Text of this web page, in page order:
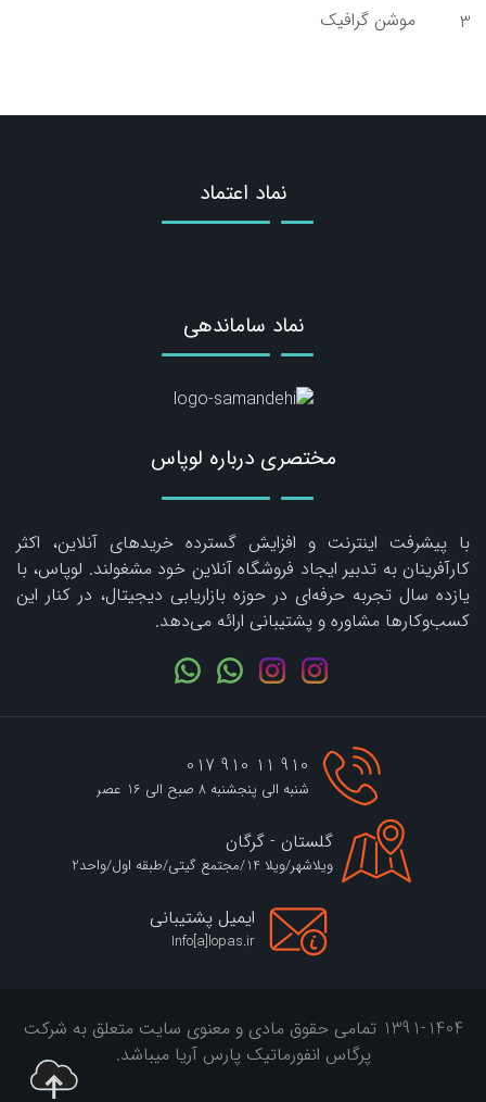
3
موشن گرافیک
مختصری درباره لوپاس
با پیشرفت اینترنت و افزایش گسترده خریدهای آنلاین، اکثر
کارآفرینان به تدبیر ایجاد فروشگاه آنلاین خود مشغولند. لوپاس، با
یازده سال تجربه حرفه‌ای در حوزه بازاریابی دیجیتال، در کنار این
کسب‌وکارها مشاوره و پشتیبانی ارائه می‌دهد.
نماد اعتماد
نماد ساماندهی
910 11 910 017
شنبه الی پنجشنبه 8 صبح الی 16 عصر
گلستان - گرگان
ویلاشهر/ویلا 14/مجتمع گیتی/طبقه اول/واحد2
ایمیل پشتیبانی
Info[a]lopas.ir
1391-1404 تمامی حقوق مادی و معنوی سایت متعلق به شرکت
پرگاس انفورماتیک پارس آریا میباشد.